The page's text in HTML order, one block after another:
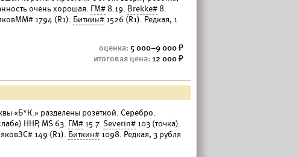
очень хорошая. ГМ# 8.19. Brekke# 8.
1794 (R1). Биткин# 1526 (R1). Редкая, 1
5 000–9 000
12 000
«Б*К.» разделены розеткой. Серебро.
ННР, MS 63. ГМ# 15.7. Severin# 103 (точка).
149 (R1). Биткин# 1098. Редкая, 3 рубля